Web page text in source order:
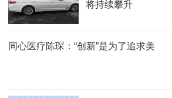
将持续攀升
同心医疗陈琛：“创新”是为了追求美